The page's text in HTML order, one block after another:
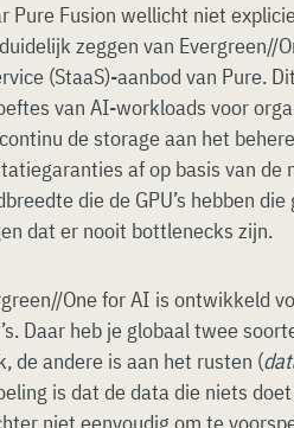
Pure Fusion wellicht niet
zeggen van Evergreen//
(StaaS)-aanbod van Pure.
van AI-workloads voor
de storage aan het
af op basis van de
die de GPU’s hebben
dat er nooit bottlenecks zijn.
One for AI is ontwikkeld
Daar heb je globaal twee
de andere is aan het rusten (
is dat de data die niets